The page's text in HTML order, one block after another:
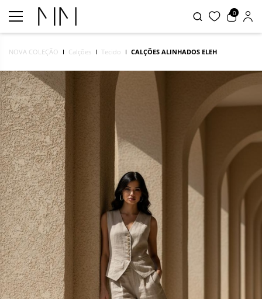
0
NOVA COLEÇÃO Calções Tecido CALÇÕES ALINHADOS ELEH